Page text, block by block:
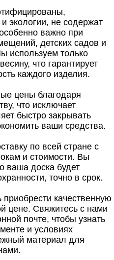
экологии, не содержат
важно при
детских садов и
используем только
что гарантирует
каждого изделия.
цены благодаря
что исключает
быстро закрывать
ваши средства.
по всей стране с
и стоимости. Вы
ваша доска будет
точно в срок.
качественную
цене. Свяжитесь с нами
почте, чтобы узнать
и условиях
материал для